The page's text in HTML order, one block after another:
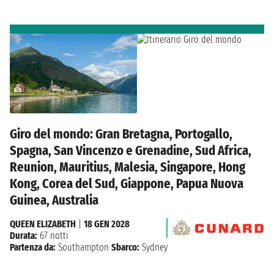
Giro del mondo: Gran Bretagna, Portogallo,
Spagna, San Vincenzo e Grenadine, Sud Africa,
Reunion, Mauritius, Malesia, Singapore, Hong
Kong, Corea del Sud, Giappone, Papua Nuova
Guinea, Australia
QUEEN ELIZABETH
18 GEN 2028
Durata: 67 notti
Partenza da: Southampton Sbarco: Sydney